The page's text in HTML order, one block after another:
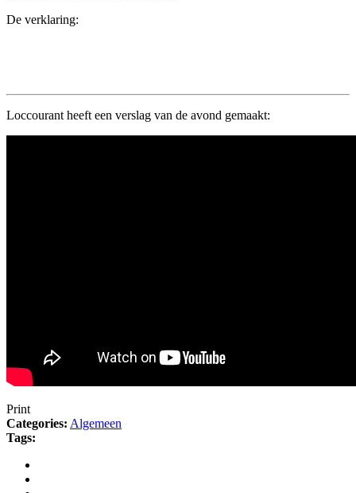
De verklaring:
Loccourant heeft een verslag van de avond gemaakt:
Print
Categories: Algemeen
Tags: